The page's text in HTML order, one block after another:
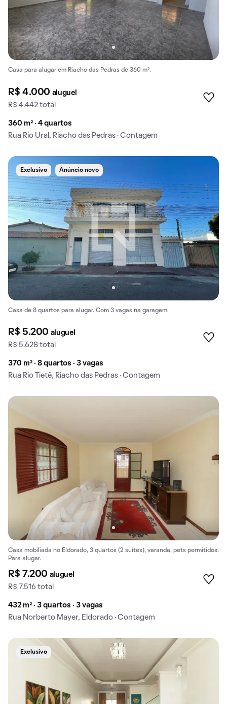
Casa para alugar em Riacho das Pedras de 360 m².
R$ 4.000 aluguel
R$ 4.442 total
360 m² · 4 quartos
Rua Rio Ural, Riacho das Pedras · Contagem
Exclusivo Anúncio novo
Casa de 8 quartos para alugar. Com 3 vagas na garagem.
R$ 5.200 aluguel
R$ 5.628 total
370 m² · 8 quartos · 3 vagas
Rua Rio Tietê, Riacho das Pedras · Contagem
Casa mobiliada no Eldorado, 3 quartos (2 suítes), varanda, pets permitidos.
Para alugar.
R$ 7.200 aluguel
R$ 7.516 total
432 m² · 3 quartos · 3 vagas
Rua Norberto Mayer, Eldorado · Contagem
Exclusivo